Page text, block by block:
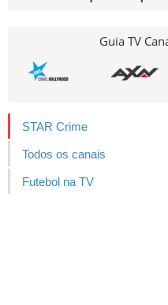
Guia TV
STAR Crime
Todos os canais
Futebol na TV